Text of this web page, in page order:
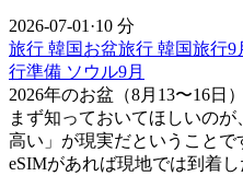
2026-07-01·10 分
旅行 韓国お盆旅行 韓国旅行9
行準備 ソウル9月
2026年のお盆（8月13〜16日
まず知っておいてほしいの
高い」が現実だということ
eSIMがあれば現地では到着